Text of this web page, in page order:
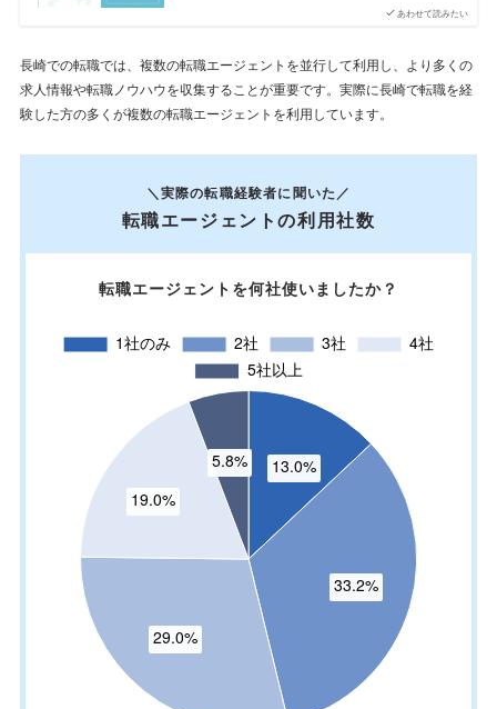
あわせて読みたい
長崎での転職では、複数の転職エージェントを並行して利用し、より多くの
求人情報や転職ノウハウを収集することが重要です。実際に長崎で転職を経
験した方の多くが複数の転職エージェントを利用しています。
＼実際の転職経験者に聞いた／
転職エージェントの利用社数
転職エージェントを何社使いましたか？